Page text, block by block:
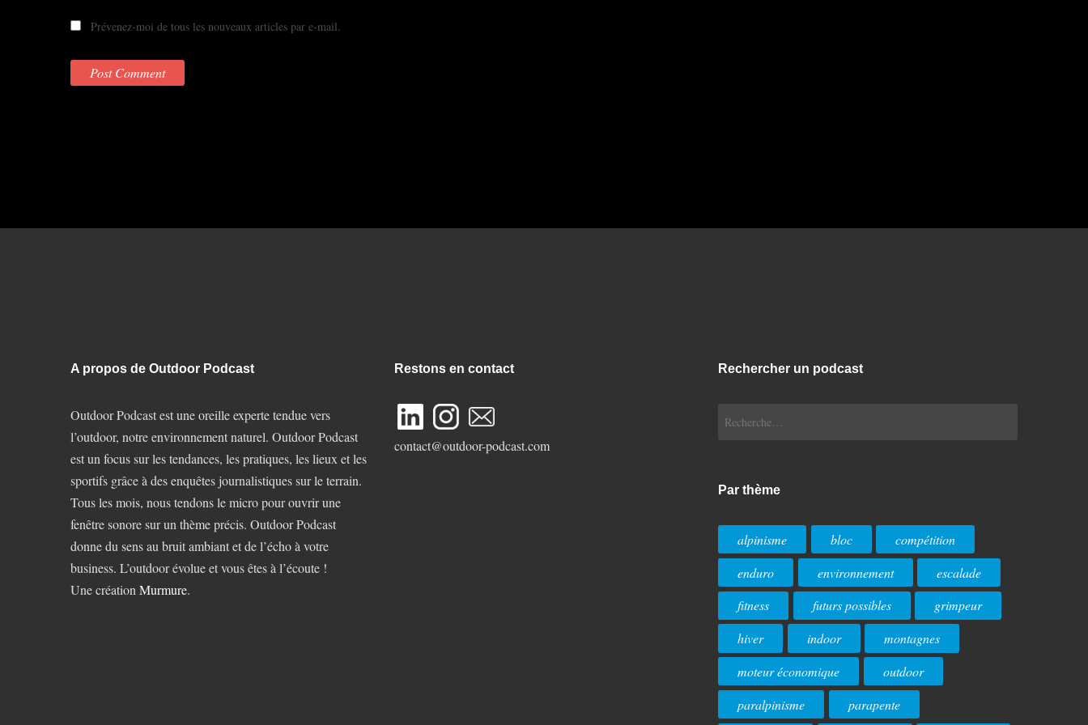
Prévenez-moi de tous les nouveaux articles par e-mail.
A propos de Outdoor Podcast
Outdoor Podcast est une oreille experte tendue vers
l’outdoor, notre environnement naturel. Outdoor Podcast
est un focus sur les tendances, les pratiques, les lieux et les
sportifs grâce à des enquêtes journalistiques sur le terrain.
Tous les mois, nous tendons le micro pour ouvrir une
fenêtre sonore sur un thème précis. Outdoor Podcast
donne du sens au bruit ambiant et de l’écho à votre
business. L’outdoor évolue et vous êtes à l’écoute !
Une création Murmure.
Restons en contact
contact@outdoor-podcast.com
Rechercher un podcast
Par thème
alpinisme bloc
compétition
enduro
environnement
escalade
fitness
futurs possibles
grimpeur
hiver
indoor
montagnes
moteur économique
outdoor
paralpinisme
parapente